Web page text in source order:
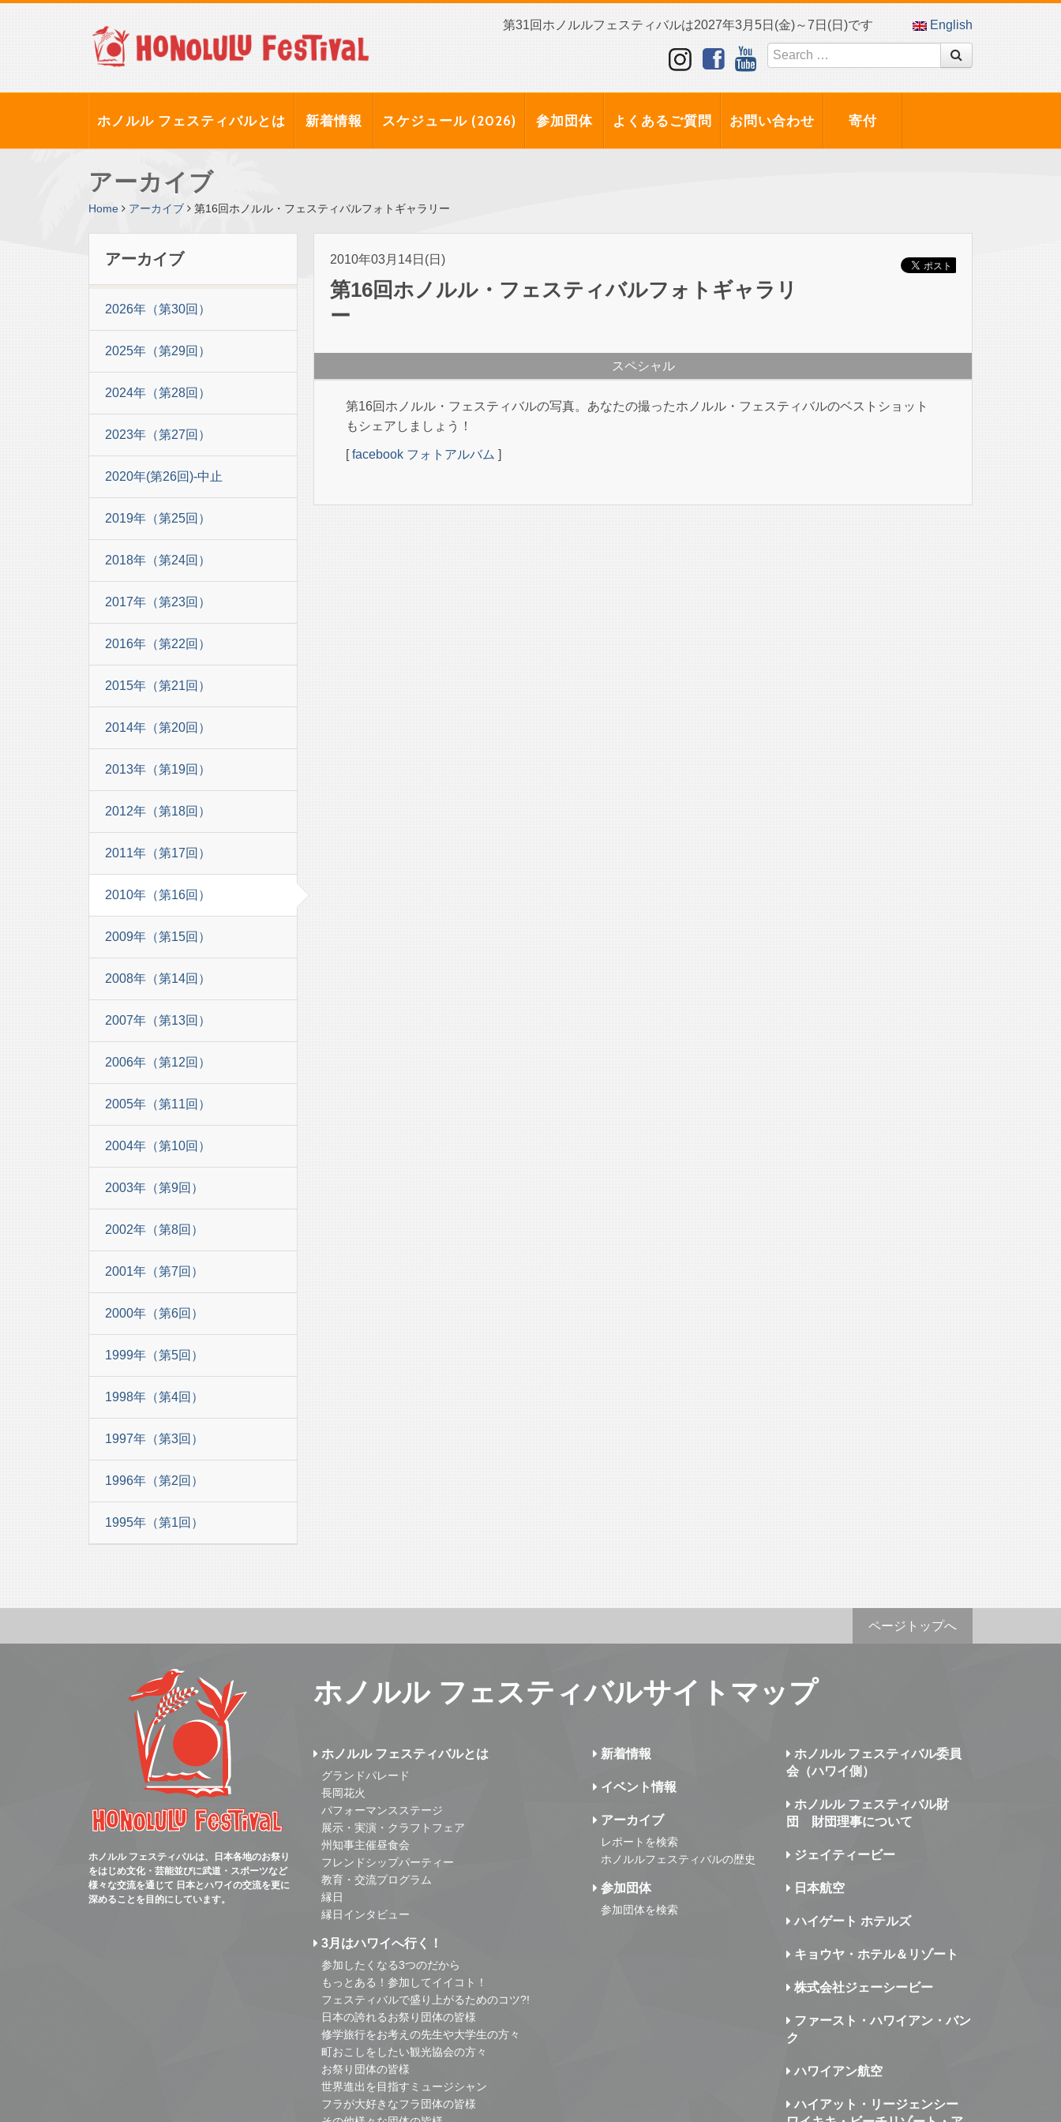
第31回ホノルルフェスティバルは2027年3月5日(金)～7日(日)です English
ホノルル フェスティバルとは 新着情報 スケジュール (2026) 参加団体 よくあるご質問 お問い合わせ 寄付
アーカイブ
Home アーカイブ 第16回ホノルル・フェスティバルフォトギャラリー
アーカイブ
2026年（第30回）
2025年（第29回）
2024年（第28回）
2023年（第27回）
2020年(第26回)-中止
2019年（第25回）
2018年（第24回）
2017年（第23回）
2016年（第22回）
2015年（第21回）
2014年（第20回）
2013年（第19回）
2012年（第18回）
2011年（第17回）
2010年（第16回）
2009年（第15回）
2008年（第14回）
2007年（第13回）
2006年（第12回）
2005年（第11回）
2004年（第10回）
2003年（第9回）
2002年（第8回）
2001年（第7回）
2000年（第6回）
1999年（第5回）
1998年（第4回）
1997年（第3回）
1996年（第2回）
1995年（第1回）
2010年03月14日(日)
第16回ホノルル・フェスティバルフォトギャラリ
ー
スペシャル
第16回ホノルル・フェスティバルの写真。あなたの撮ったホノルル・フェスティバルのベストショット
もシェアしましょう！
[facebook フォトアルバム ]
ページトップへ
ホノルル フェスティバルは、日本各地のお祭り
をはじめ文化・芸能並びに武道・スポーツなど
様々な交流を通じて 日本とハワイの交流を更に
深めることを目的にしています。
ホノルル フェスティバルサイトマップ
ホノルル フェスティバルとは
グランドパレード
長岡花火
パフォーマンスステージ
展示・実演・クラフトフェア
州知事主催昼食会
フレンドシップパーティー
教育・交流プログラム
縁日
縁日インタビュー
3月はハワイへ行く！
参加したくなる3つのだから
もっとある！参加してイイコト！
フェスティバルで盛り上がるためのコツ?!
日本の誇れるお祭り団体の皆様
修学旅行をお考えの先生や大学生の方々
町おこしをしたい観光協会の方々
お祭り団体の皆様
世界進出を目指すミュージシャン
フラが大好きなフラ団体の皆様
新着情報
イベント情報
アーカイブ
レポートを検索
ホノルルフェスティバルの歴史
参加団体
参加団体を検索
ホノルル フェスティバル委員
会（ハワイ側）
ホノルル フェスティバル財
団 財団理事について
ジェイティービー
日本航空
ハイゲート ホテルズ
キョウヤ・ホテル＆リゾート
株式会社ジェーシービー
ファースト・ハワイアン・バン
ク
ハワイアン航空
ハイアット・リージェンシー